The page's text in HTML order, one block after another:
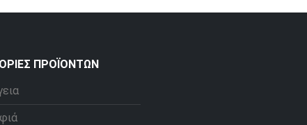
ΠΡΟΪΌΝΤΩΝ